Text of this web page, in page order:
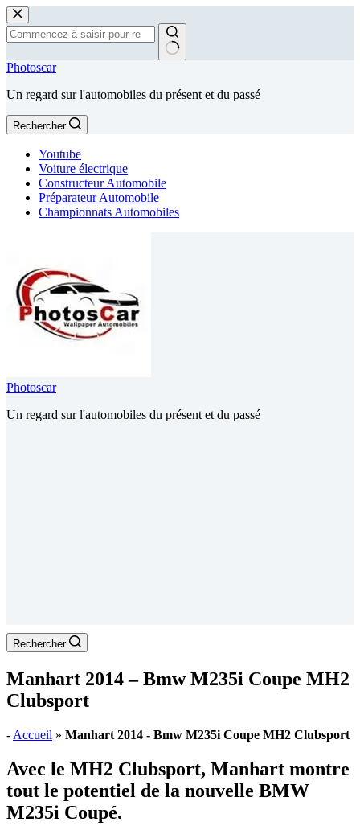
Passer
au
contenu
Aucun
Photoscar
Un regard sur l'automobiles du présent et du passé
Rechercher
Youtube
Voiture électrique
Constructeur Automobile
Préparateur Automobile
Championnats Automobiles
Photoscar
Un regard sur l'automobiles du présent et du passé
Rechercher
Manhart 2014 – Bmw M235i Coupe MH2
Clubsport
- Accueil » Manhart 2014 - Bmw M235i Coupe MH2 Clubsport
Avec le MH2 Clubsport, Manhart montre
tout le potentiel de la nouvelle BMW
M235i Coupé.